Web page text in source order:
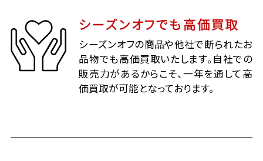
シーズンオフでも高価買取
シーズンオフの商品や他社で断られたお
品物でも高価買取いたします。自社での
販売力があるからこそ、一年を通して高
価買取が可能となっております。